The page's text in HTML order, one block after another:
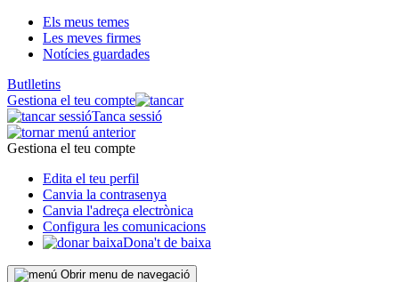
Els meus temes
Les meves firmes
Notícies guardades
Butlletins
Gestiona el teu compte
Tanca sessió
Gestiona el teu compte
Edita el teu perfil
Canvia la contrasenya
Canvia l'adreça electrònica
Configura les comunicacions
Dona't de baixa
Obrir menu de navegació